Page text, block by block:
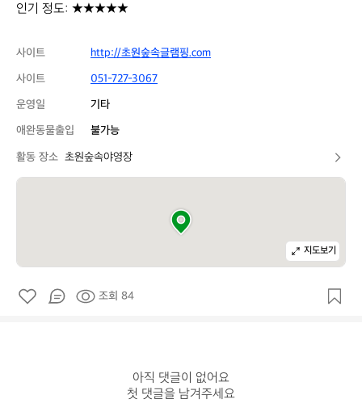
인기 정도: ★★★★★
사이트
http://초원숲속글램핑.com
사이트
051-727-3067
운영일
기타
애완동물출입
불가능
활동 장소 초원숲속야영장
지도보기
조회 84
아직 댓글이 없어요
첫 댓글을 남겨주세요